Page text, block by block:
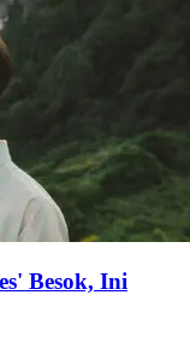
Besok, Ini